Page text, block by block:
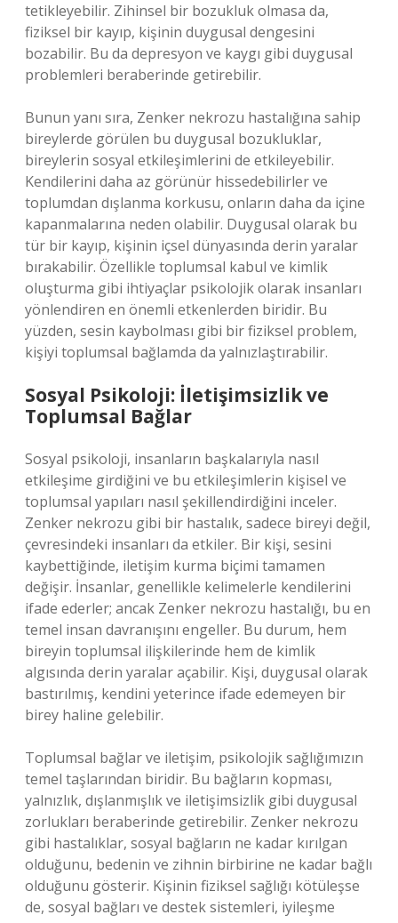
tetikleyebilir. Zihinsel bir bozukluk olmasa da,
fiziksel bir kayıp, kişinin duygusal dengesini
bozabilir. Bu da depresyon ve kaygı gibi duygusal
problemleri beraberinde getirebilir.
Bunun yanı sıra, Zenker nekrozu hastalığına sahip
bireylerde görülen bu duygusal bozukluklar,
bireylerin sosyal etkileşimlerini de etkileyebilir.
Kendilerini daha az görünür hissedebilirler ve
toplumdan dışlanma korkusu, onların daha da içine
kapanmalarına neden olabilir. Duygusal olarak bu
tür bir kayıp, kişinin içsel dünyasında derin yaralar
bırakabilir. Özellikle toplumsal kabul ve kimlik
oluşturma gibi ihtiyaçlar psikolojik olarak insanları
yönlendiren en önemli etkenlerden biridir. Bu
yüzden, sesin kaybolması gibi bir fiziksel problem,
kişiyi toplumsal bağlamda da yalnızlaştırabilir.
Sosyal Psikoloji: İletişimsizlik ve
Toplumsal Bağlar
Sosyal psikoloji, insanların başkalarıyla nasıl
etkileşime girdiğini ve bu etkileşimlerin kişisel ve
toplumsal yapıları nasıl şekillendirdiğini inceler.
Zenker nekrozu gibi bir hastalık, sadece bireyi değil,
çevresindeki insanları da etkiler. Bir kişi, sesini
kaybettiğinde, iletişim kurma biçimi tamamen
değişir. İnsanlar, genellikle kelimelerle kendilerini
ifade ederler; ancak Zenker nekrozu hastalığı, bu en
temel insan davranışını engeller. Bu durum, hem
bireyin toplumsal ilişkilerinde hem de kimlik
algısında derin yaralar açabilir. Kişi, duygusal olarak
bastırılmış, kendini yeterince ifade edemeyen bir
birey haline gelebilir.
Toplumsal bağlar ve iletişim, psikolojik sağlığımızın
temel taşlarından biridir. Bu bağların kopması,
yalnızlık, dışlanmışlık ve iletişimsizlik gibi duygusal
zorlukları beraberinde getirebilir. Zenker nekrozu
gibi hastalıklar, sosyal bağların ne kadar kırılgan
olduğunu, bedenin ve zihnin birbirine ne kadar bağlı
olduğunu gösterir. Kişinin fiziksel sağlığı kötüleşse
de, sosyal bağları ve destek sistemleri, iyileşme